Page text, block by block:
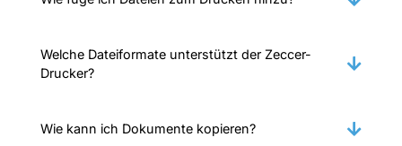
Welche Dateiformate unterstützt der Zeccer-
Drucker?
Wie kann ich Dokumente kopieren?